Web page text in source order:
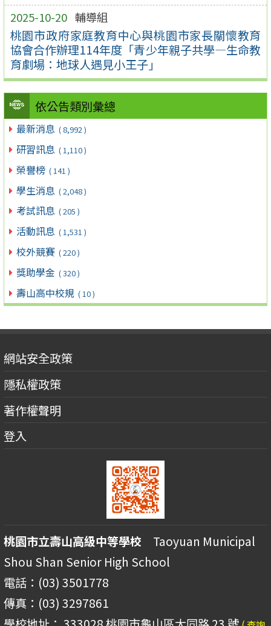
2025-10-20 輔導組
桃園市政府家庭教育中心與桃園市家長關懷教育
協會合作辦理114年度「青少年親子共學—生命教
育劇場：地球人遇見小王子」
依公告類別彙總
最新消息 ( 8,992 )
研習訊息 ( 1,110 )
榮譽榜 ( 141 )
學生消息 ( 2,048 )
考試訊息 ( 205 )
活動訊息 ( 1,531 )
校外競賽 ( 220 )
獎助學金 ( 320 )
壽山高中校規 ( 10 )
網站安全政策
隱私權政策
著作權聲明
登入
桃園市立壽山高級中等學校 Taoyuan Municipal
Shou Shan Senior High School
電話：(03) 3501778
傳真：(03) 3297861